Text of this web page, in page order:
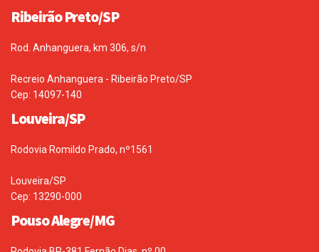
Ribeirão Preto/SP
Rod. Anhanguera, km 306, s/n
Recreio Anhanguera - Ribeirão Preto/SP
Cep: 14097-140
Louveira/SP
Rodovia Romildo Prado, nº1561
Louveira/SP
Cep: 13290-000
Pouso Alegre/MG